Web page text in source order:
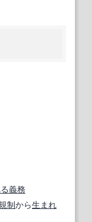
義務
規制から生まれ